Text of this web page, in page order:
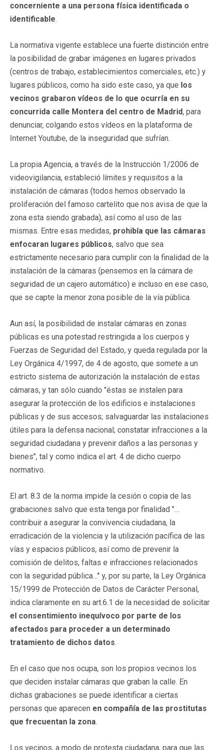
concerniente a una persona física identificada o
identificable.
La normativa vigente establece una fuerte distinción entre
la posibilidad de grabar imágenes en lugares privados
(centros de trabajo, establecimientos comerciales, etc.) y
lugares públicos, como ha sido este caso, ya que los
vecinos grabaron vídeos de lo que ocurría en su
concurrida calle Montera del centro de Madrid, para
denunciar, colgando estos vídeos en la plataforma de
Internet Youtube, de la inseguridad que sufrían.
La propia Agencia, a través de la Instrucción 1/2006 de
videovigilancia, estableció límites y requisitos a la
instalación de cámaras (todos hemos observado la
proliferación del famoso cartelito que nos avisa de que la
zona esta siendo grabada), así como al uso de las
mismas. Entre esas medidas, prohibía que las cámaras
enfocaran lugares públicos, salvo que sea
estrictamente necesario para cumplir con la finalidad de la
instalación de la cámaras (pensemos en la cámara de
seguridad de un cajero automático) e incluso en ese caso,
que se capte la menor zona posible de la vía pública.
Aun así, la posibilidad de instalar cámaras en zonas
públicas es una potestad restringida a los cuerpos y
Fuerzas de Seguridad del Estado, y queda regulada por la
Ley Orgánica 4/1997, de 4 de agosto, que somete a un
estricto sistema de autorización la instalación de estas
cámaras, y tan sólo cuando "éstas se instalen para
asegurar la protección de los edificios e instalaciones
públicas y de sus accesos; salvaguardar las instalaciones
útiles para la defensa nacional; constatar infracciones a la
seguridad ciudadana y prevenir daños a las personas y
bienes", tal y como indica el art. 4 de dicho cuerpo
normativo.
El art. 8.3 de la norma impide la cesión o copia de las
grabaciones salvo que esta tenga por finalidad "…
contribuir a asegurar la convivencia ciudadana, la
erradicación de la violencia y la utilización pacífica de las
vías y espacios públicos, así como de prevenir la
comisión de delitos, faltas e infracciones relacionados
con la seguridad pública…" y, por su parte, la Ley Orgánica
15/1999 de Protección de Datos de Carácter Personal,
indica claramente en su art.6.1 de la necesidad de solicitar
el consentimiento inequívoco por parte de los
afectados para proceder a un determinado
tratamiento de dichos datos.
En el caso que nos ocupa, son los propios vecinos los
que deciden instalar cámaras que graban la calle. En
dichas grabaciones se puede identificar a ciertas
personas que aparecen en compañía de las prostitutas
que frecuentan la zona.
Los vecinos, a modo de protesta ciudadana, para que las